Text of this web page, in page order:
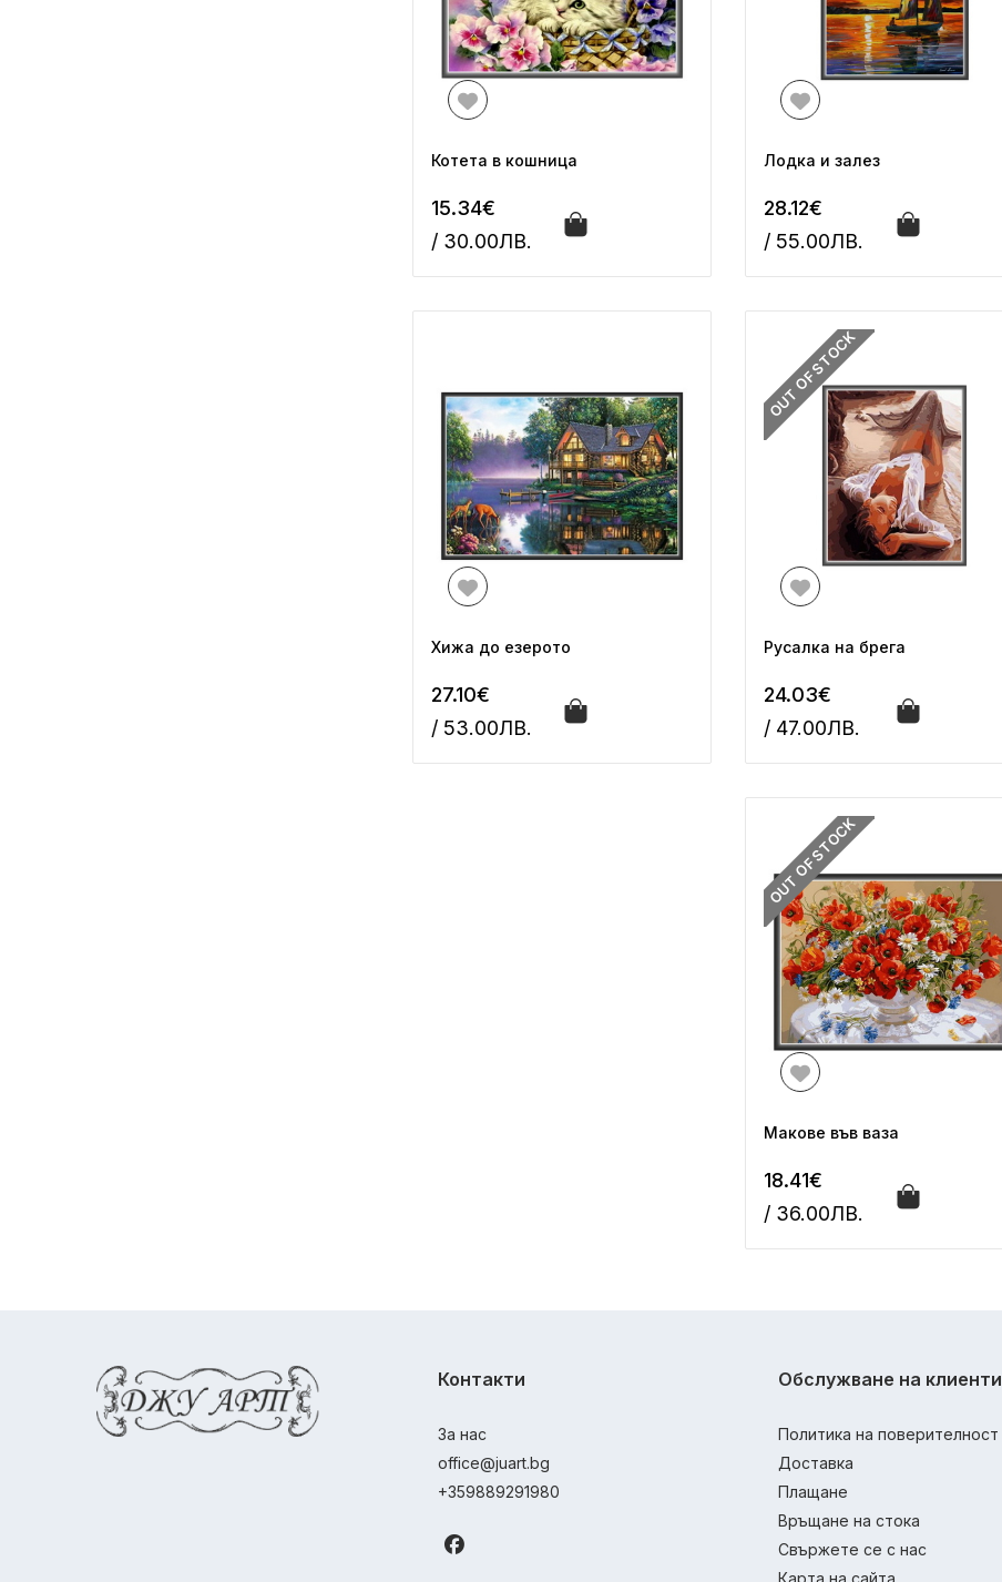
Котета в кошница
15.34€
/ 30.00ЛВ.
Лодка и залез
28.12€
/ 55.00ЛВ.
Хижа до езерото
27.10€
/ 53.00ЛВ.
OUT OF STOCK
Русалка на брега
24.03€
/ 47.00ЛВ.
OUT OF STOCK
Макове във ваза
18.41€
/ 36.00ЛВ.
Контакти
За нас
office@juart.bg
+359889291980
Обслужване на клиенти
Политика на поверителност
Доставка
Плащане
Връщане на стока
Свържете се с нас
Карта на сайта